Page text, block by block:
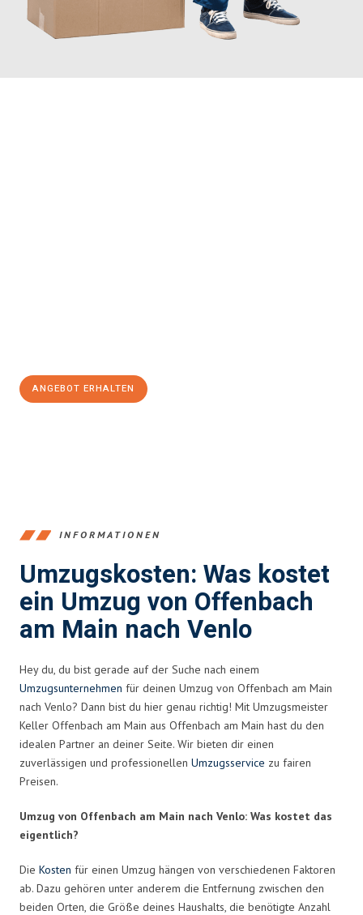
ANGEBOT ERHALTEN
INFORMATIONEN
Umzugskosten: Was kostet
ein Umzug von Offenbach
am Main nach Venlo
Hey du, du bist gerade auf der Suche nach einem
Umzugsunternehmen für deinen Umzug von Offenbach am Main
nach Venlo? Dann bist du hier genau richtig! Mit Umzugsmeister
Keller Offenbach am Main aus Offenbach am Main hast du den
idealen Partner an deiner Seite. Wir bieten dir einen
zuverlässigen und professionellen Umzugsservice zu fairen
Preisen.
Umzug von Offenbach am Main nach Venlo: Was kostet das
eigentlich?
Die Kosten für einen Umzug hängen von verschiedenen Faktoren
ab. Dazu gehören unter anderem die Entfernung zwischen den
beiden Orten, die Größe deines Haushalts, die benötigte Anzahl